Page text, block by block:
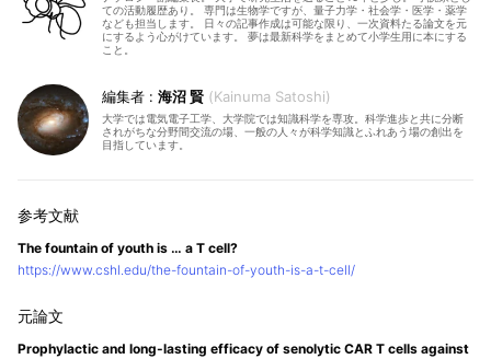
ての活動履歴あり。 専門は生物学ですが、量子力学・社会学・医学・薬学
なども担当します。 日々の記事作成は可能な限り、一次資料たる論文を元
にするよう心がけています。 夢は最新科学をまとめて小学生用に本にする
こと。
海沼 賢 Kainuma Satoshi
大学では電気電子工学、大学院では知識科学を専攻。科学進歩と共に分断
されがちな分野間交流の場、一般の人々が科学知識とふれあう場の創出を
目指しています。
The fountain of youth is … a T cell?
https://www.cshl.edu/the-fountain-of-youth-is-a-t-cell/
Prophylactic and long-lasting efficacy of senolytic CAR T cells against